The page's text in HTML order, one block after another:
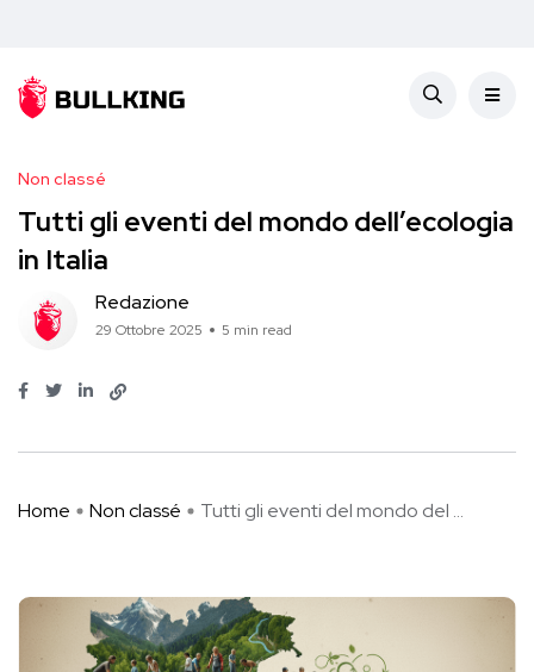
Non classé
Tutti gli eventi del mondo dell’ecologia
in Italia
Redazione
29 Ottobre 2025 5 min read
Home Non classé Tutti gli eventi del mondo del ...